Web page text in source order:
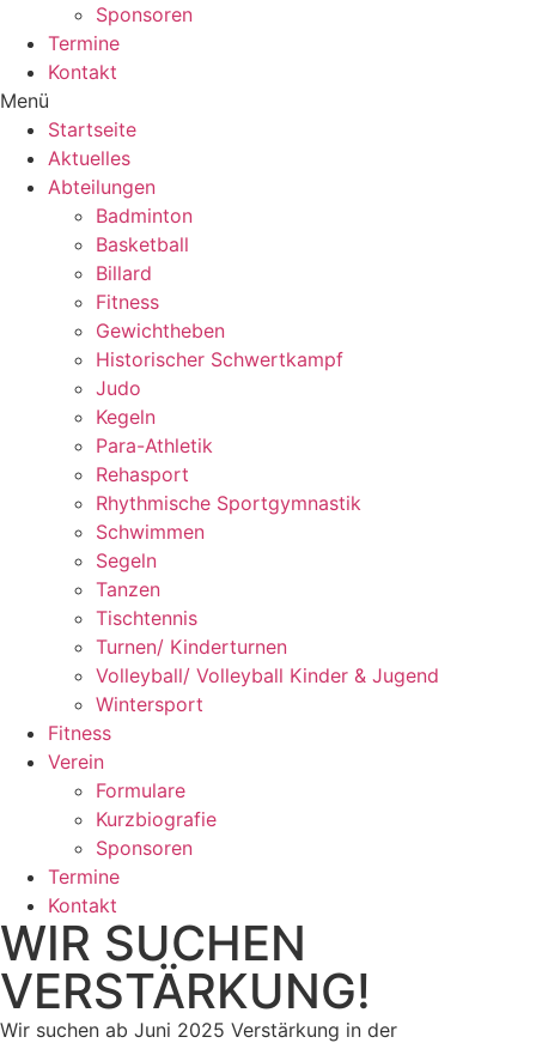
Sponsoren
Termine
Kontakt
Menü
Startseite
Aktuelles
Abteilungen
Badminton
Basketball
Billard
Fitness
Gewichtheben
Historischer Schwertkampf
Judo
Kegeln
Para-Athletik
Rehasport
Rhythmische Sportgymnastik
Schwimmen
Segeln
Tanzen
Tischtennis
Turnen/ Kinderturnen
Volleyball/ Volleyball Kinder & Jugend
Wintersport
Fitness
Verein
Formulare
Kurzbiografie
Sponsoren
Termine
Kontakt
WIR SUCHEN
VERSTÄRKUNG!
Wir suchen ab Juni 2025 Verstärkung in der